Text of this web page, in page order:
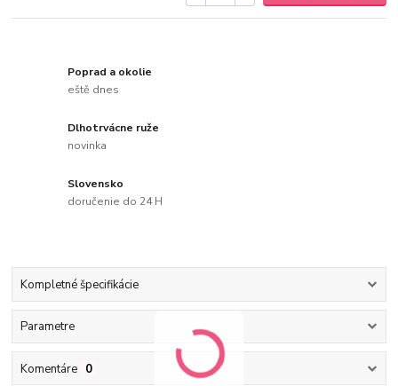
Poprad a okolie
eště dnes
Dlhotrvácne ruže
novinka
Slovensko
doručenie do 24 H
Kompletné špecifikácie
Parametre
Komentáre 0